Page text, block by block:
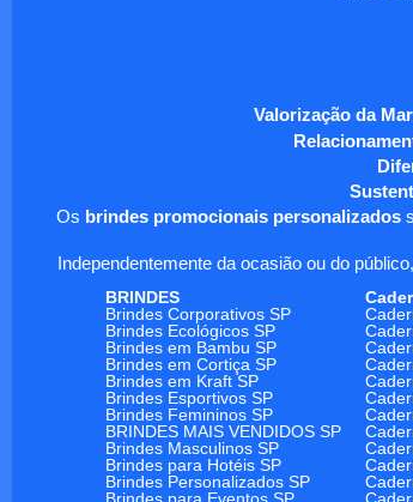
Valorização da
Os brindes promocionais personalizados
Independentemente da ocasião ou do
BRINDES
Brindes Corporativos SP
Brindes Ecológicos SP
Brindes em Bambu SP
Brindes em Cortiça SP
Brindes em Kraft SP
Brindes Esportivos SP
Brindes Femininos SP
BRINDES MAIS VENDIDOS SP
Brindes Masculinos SP
Brindes para Hotéis SP
Brindes Personalizados SP